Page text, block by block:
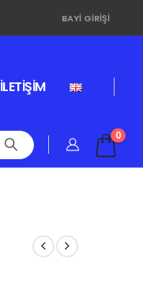
BAYI GIRIŞI
İLETIŞIM
0